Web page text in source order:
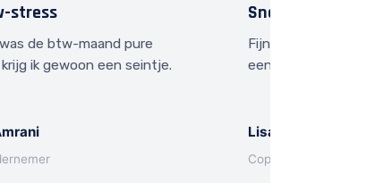
stress
de btw-maand pure
ik gewoon een seintje.
Snel contact
Fijn dat ik gewoon
een vraag heb.
Lisa Janssen
Copywriter